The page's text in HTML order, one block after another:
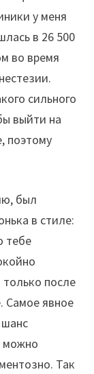
у меня
в 26 500
во время
сильного
выйти на
поэтому
был
в стиле:
тебе
после
Самое явное
можно
Так